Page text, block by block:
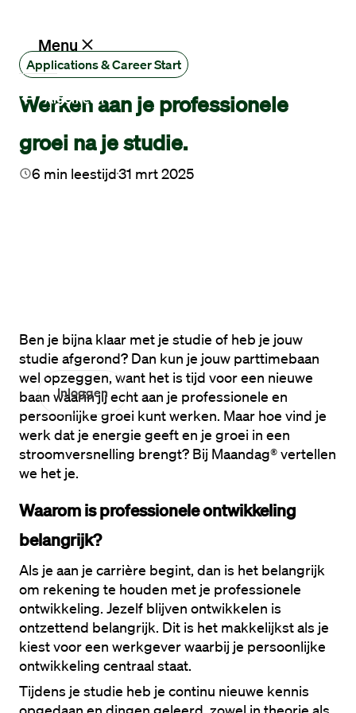
Menu
Vacatures
bij
Inloggen
Algemeen
Applications & Career Start
Werken aan je professionele
groei na je studie.
6 min leestijd31 mrt 2025
Ben je bijna klaar met je studie of heb je jouw
studie afgerond? Dan kun je jouw parttimebaan
wel opzeggen, want het is tijd voor een nieuwe
baan waarin jij echt aan je professionele en
persoonlijke groei kunt werken. Maar hoe vind je
werk dat je energie geeft en je groei in een
stroomversnelling brengt? Bij Maandag® vertellen
we het je.
Waarom is professionele ontwikkeling
belangrijk?
Als je aan je carrière begint, dan is het belangrijk
om rekening te houden met je professionele
ontwikkeling. Jezelf blijven ontwikkelen is
ontzettend belangrijk. Dit is het makkelijkst als je
kiest voor een werkgever waarbij je persoonlijke
ontwikkeling centraal staat.
Tijdens je studie heb je continu nieuwe kennis